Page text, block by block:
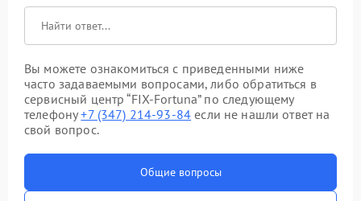
Вы можете ознакомиться с приведенными ниже
часто задаваемыми вопросами, либо обратиться в
сервисный центр “FIX-Fortuna” по следующему
телефону+7 (347) 214-93-84 если не нашли ответ на
свой вопрос.
Общие вопросы